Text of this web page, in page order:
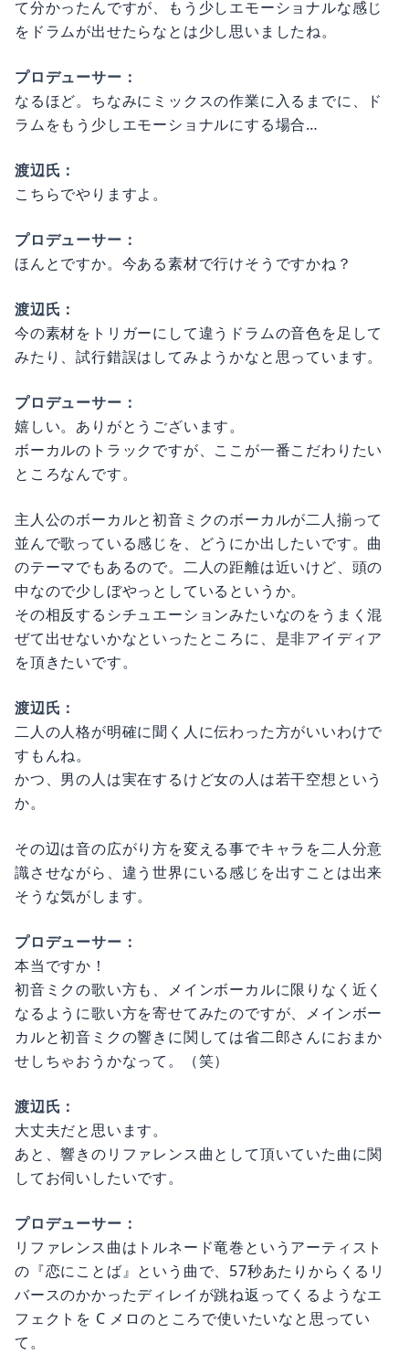
て分かったんですが、もう少しエモーショナルな感じ
をドラムが出せたらなとは少し思いましたね。
プロデューサー：
なるほど。ちなみにミックスの作業に入るまでに、ド
ラムをもう少しエモーショナルにする場合…
渡辺氏：
こちらでやりますよ。
プロデューサー：
ほんとですか。今ある素材で行けそうですかね？
渡辺氏：
今の素材をトリガーにして違うドラムの音色を足して
みたり、試行錯誤はしてみようかなと思っています。
プロデューサー：
嬉しい。ありがとうございます。
ボーカルのトラックですが、ここが一番こだわりたい
ところなんです。
主人公のボーカルと初音ミクのボーカルが二人揃って
並んで歌っている感じを、どうにか出したいです。曲
のテーマでもあるので。二人の距離は近いけど、頭の
中なので少しぼやっとしているというか。
その相反するシチュエーションみたいなのをうまく混
ぜて出せないかなといったところに、是非アイディア
を頂きたいです。
渡辺氏：
二人の人格が明確に聞く人に伝わった方がいいわけで
すもんね。
かつ、男の人は実在するけど女の人は若干空想という
か。
その辺は音の広がり方を変える事でキャラを二人分意
識させながら、違う世界にいる感じを出すことは出来
そうな気がします。
プロデューサー：
本当ですか！
初音ミクの歌い方も、メインボーカルに限りなく近く
なるように歌い方を寄せてみたのですが、メインボー
カルと初音ミクの響きに関しては省二郎さんにおまか
せしちゃおうかなって。（笑）
渡辺氏：
大丈夫だと思います。
あと、響きのリファレンス曲として頂いていた曲に関
してお伺いしたいです。
プロデューサー：
リファレンス曲はトルネード竜巻というアーティスト
の『恋にことば』という曲で、57秒あたりからくるリ
バースのかかったディレイが跳ね返ってくるようなエ
フェクトを C メロのところで使いたいなと思ってい
て。